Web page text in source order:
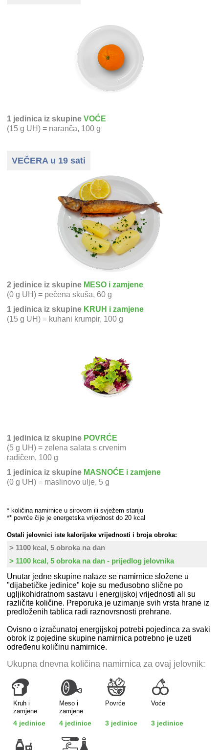
1 jedinica iz skupine VOĆE
(15 g UH) = naranča, 100 g
VEČERA u 19 sati
2 jedinice iz skupine MESO i zamjene
(0 g UH) = pečena skuša, 60 g
1 jedinica iz skupine KRUH i zamjene
(15 g UH) = kuhani krumpir, 100 g
1 jedinica iz skupine POVRĆE
(5 g UH) = zelena salata s crvenim
radičem, 100 g
1 jedinica iz skupine MASNOĆE i zamjene
(0 g UH) = maslinovo ulje, 5 g
* količina namirnice u sirovom ili svježem stanju
** povrće čije je energetska vrijednost do 20 kcal
Ostali jelovnici iste kalorijske vrijednosti i broja obroka:
> 1100 kcal, 5 obroka na dan
> 1100 kcal, 5 obroka na dan - prijedlog jelovnika
Unutar jedne skupine nalaze se namirnice složene u
"dijabetičke jedinice" koje su međusobno slične po
ugljikohidratnom sastavu i energijskoj vrijednosti ali su
različite količine. Preporuka je uzimanje svih vrsta hrane iz
predloženih tablica radi raznovrsnosti prehrane.
Ovisno o izračunatoj energijskoj potrebi pojedinca za svaki
obrok iz pojedine skupine namirnica potrebno je uzeti
određenu količinu namirnice.
Ukupna dnevna količina namirnica za ovaj jelovnik:
Kruh i
zamjene
4 jedinice
Meso i
zamjene
4 jedinice
Povrće
3 jedinice
Voće
3 jedinice